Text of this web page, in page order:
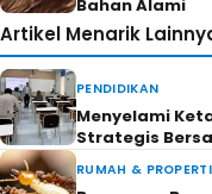
Bahan Alami
Artikel Menarik
PENDIDIKAN
Menyelami
Strategis
RUMAH & PROPERTI